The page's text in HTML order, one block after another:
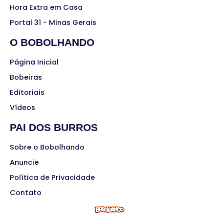
Hora Extra em Casa
Portal 31 - Minas Gerais
O BOBOLHANDO
Página Inicial
Bobeiras
Editoriais
Vídeos
PAI DOS BURROS
Sobre o Bobolhando
Anuncie
Política de Privacidade
Contato